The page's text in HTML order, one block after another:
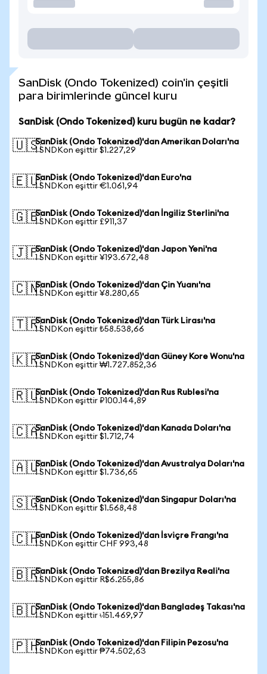
SanDisk (Ondo Tokenized) coin'in çeşitli
para birimlerinde güncel kuru
SanDisk (Ondo Tokenized) kuru bugün ne kadar?
🇺🇸SanDisk (Ondo Tokenized)'dan Amerikan Doları'na
1 SNDKon eşittir $1.227,29
🇪🇺SanDisk (Ondo Tokenized)'dan Euro'na
1 SNDKon eşittir €1.061,94
🇬🇧SanDisk (Ondo Tokenized)'dan İngiliz Sterlini'na
1 SNDKon eşittir £911,37
🇯🇵SanDisk (Ondo Tokenized)'dan Japon Yeni'na
1 SNDKon eşittir ¥193.672,48
🇨🇳SanDisk (Ondo Tokenized)'dan Çin Yuanı'na
1 SNDKon eşittir ¥8.280,65
🇹🇷SanDisk (Ondo Tokenized)'dan Türk Lirası'na
1 SNDKon eşittir ₺58.538,66
🇰🇷SanDisk (Ondo Tokenized)'dan Güney Kore Wonu'na
1 SNDKon eşittir ₩1.727.852,36
🇷🇺SanDisk (Ondo Tokenized)'dan Rus Rublesi'na
1 SNDKon eşittir ₽100.144,89
🇨🇦SanDisk (Ondo Tokenized)'dan Kanada Doları'na
1 SNDKon eşittir $1.712,74
🇦🇺SanDisk (Ondo Tokenized)'dan Avustralya Doları'na
1 SNDKon eşittir $1.736,65
🇸🇬SanDisk (Ondo Tokenized)'dan Singapur Doları'na
1 SNDKon eşittir $1.568,48
🇨🇭SanDisk (Ondo Tokenized)'dan İsviçre Frangı'na
1 SNDKon eşittir CHF 993,48
🇧🇷SanDisk (Ondo Tokenized)'dan Brezilya Reali'na
1 SNDKon eşittir R$6.255,86
🇧🇩SanDisk (Ondo Tokenized)'dan Bangladeş Takası'na
1 SNDKon eşittir ৳151.469,97
🇵🇭SanDisk (Ondo Tokenized)'dan Filipin Pezosu'na
1 SNDKon eşittir ₱74.502,63